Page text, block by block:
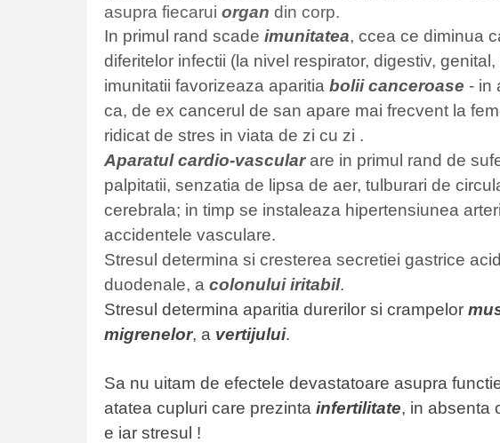
asupra fiecarui organ din corp.
In primul rand scade imunitatea, ccea ce diminua
diferitelor infectii (la nivel respirator, digestiv,
imunitatii favorizeaza aparitia bolii canceroase - in
ca, de ex cancerul de san apare mai frecvent la
ridicat de stres in viata de zi cu zi .
Aparatul cardio-vascularare in primul rand de
palpitatii, senzatia de lipsa de aer, tulburari de
cerebrala; in timp se instaleaza hipertensiunea
accidentele vasculare.
Stresul determina si cresterea secretiei gastrice
duodenale, a colonului iritabil.
Stresul determina aparitia durerilor si crampelor
migrenelor, a vertijului.
Sa nu uitam de efectele devastatoare asupra
atatea cupluri care prezinta infertilitate, in absenta
e iar stresul !